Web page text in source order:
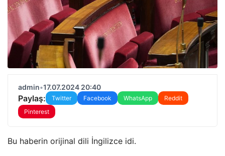
admin•17.07.2024 20:40
Paylaş: Twitter Facebook WhatsApp
Reddit
Pinterest
Bu haberin orijinal dili İngilizce idi.